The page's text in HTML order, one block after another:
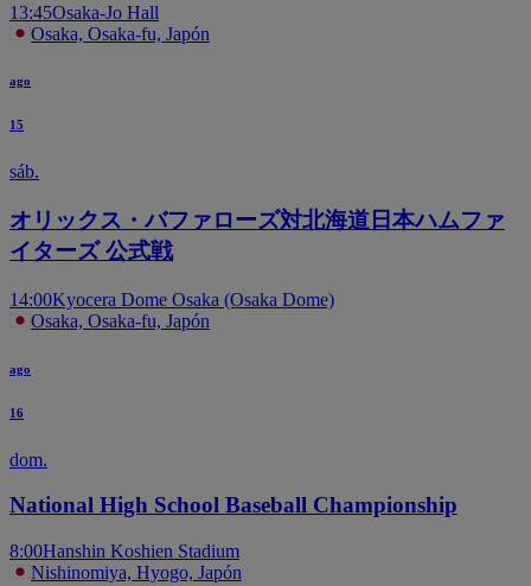
13:45Osaka-Jo Hall
Osaka, Osaka-fu, Japón
ago
15
sáb.
オリックス・バファローズ対北海道日本ハムファ
イターズ 公式戦
14:00Kyocera Dome Osaka (Osaka Dome)
Osaka, Osaka-fu, Japón
ago
16
dom.
National High School Baseball Championship
8:00Hanshin Koshien Stadium
Nishinomiya, Hyogo, Japón